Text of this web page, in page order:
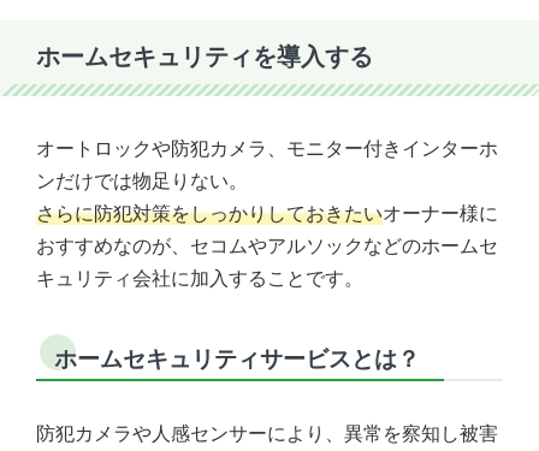
ホームセキュリティを導入する
オートロックや防犯カメラ、モニター付きインターホ
ンだけでは物足りない。
さらに防犯対策をしっかりしておきたいオーナー様に
おすすめなのが、セコムやアルソックなどのホームセ
キュリティ会社に加入することです。
ホームセキュリティサービスとは？
防犯カメラや人感センサーにより、異常を察知し被害